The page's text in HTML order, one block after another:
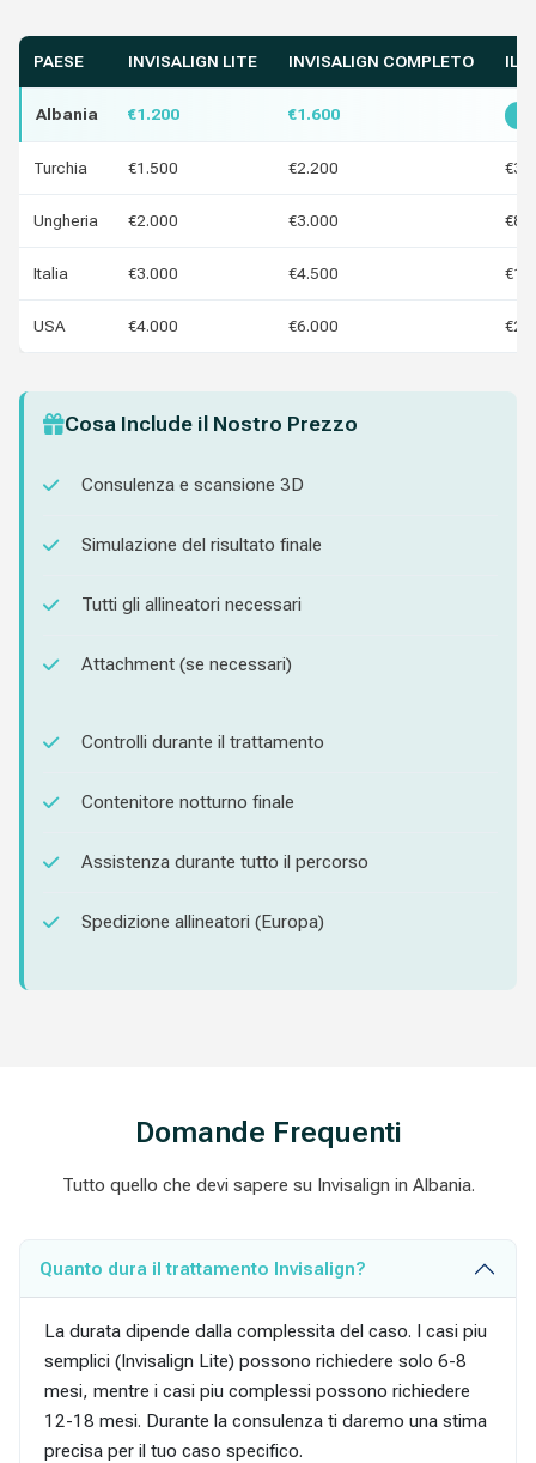
PAESE INVISALIGN LITE INVISALIGN COMPLETO IL
Albania €1.200 €1.600
Turchia €1.500 €2.200
Ungheria €2.000 €3.000
Italia €3.000 €4.500
USA €4.000 €6.000
Cosa Include il Nostro Prezzo
Consulenza e scansione 3D
Simulazione del risultato finale
Tutti gli allineatori necessari
Attachment (se necessari)
Controlli durante il trattamento
Contenitore notturno finale
Assistenza durante tutto il percorso
Spedizione allineatori (Europa)
Domande Frequenti
Tutto quello che devi sapere su Invisalign in Albania.
Quanto dura il trattamento Invisalign?
La durata dipende dalla complessita del caso. I casi piu
semplici (Invisalign Lite) possono richiedere solo 6-8
mesi, mentre i casi piu complessi possono richiedere
12-18 mesi. Durante la consulenza ti daremo una stima
precisa per il tuo caso specifico.